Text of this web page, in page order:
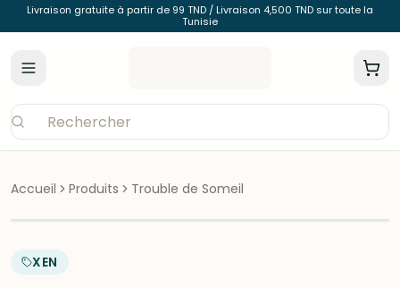
Livraison gratuite à partir de 99 TND / Livraison 4,500 TND sur toute la
Tunisie
Accueil Produits Trouble de Someil
XEN